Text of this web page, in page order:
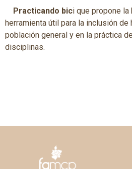
Practicando bici que propone
herramienta útil para la inclusión
población general y en la práctica
disciplinas.